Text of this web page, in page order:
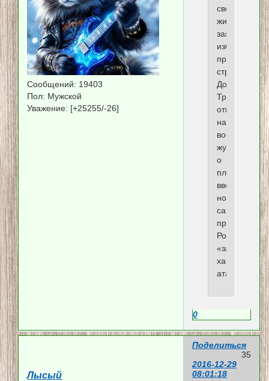
Сообщений: 19403
Пол: Мужской
Уважение: [+25255/-26]
своей
жизнью»,
заявил
избранный
президент
страны
Дональд
Трамп,
отвечая
на
вопрос
журналистов
о
планах
ввести
новые
санкции
против
России
«за
хакерские
атаки».
0
Поделиться
35
2016-12-29
08:01:18
Лысый